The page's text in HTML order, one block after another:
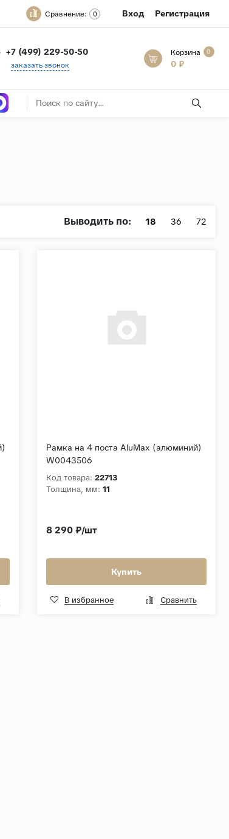
Сравнение: 0 Вход Регистрация
+7 (499) 229-50-50
заказать звонок
Корзина 0
0 ₽
Выводить по: 18 36 72
Рамка на 4 поста AluMax (алюминий)
W0043506
Код товара: 22713
Толщина, мм: 11
8 290 ₽/шт
Купить
В избранное Сравнить